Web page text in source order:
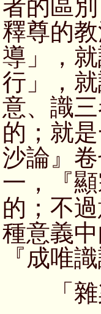
者的區
釋尊的
導」，
行」，
意、識
的；就
沙論』
一，『
的；不
種意義
『成唯
「雜染